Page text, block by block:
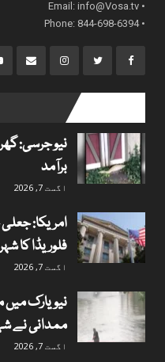
• Email:
info@Vosa.tv
• Phone: 844-698-6394
نیو جرسی:
برآمد
اگست 7, 2026
امریکا:
فلوریڈا کا
اگست 7, 2026
نیویارک
ممدانی نے
اگست 7, 2026